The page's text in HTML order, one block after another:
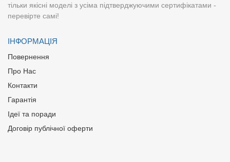
тільки якісні моделі з усіма підтверджуючими сертифікатами -
перевірте самі!
ІНФОРМАЦІЯ
Повернення
Про Нас
Контакти
Гарантія
Ідеї та поради
Договір публічної оферти